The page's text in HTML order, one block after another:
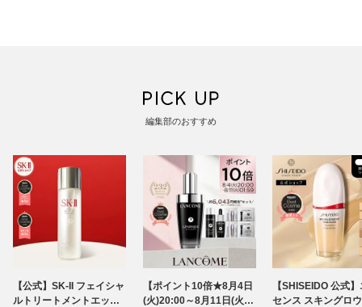
編集部のおすすめ
【公式】SK-II フェイシャ
ルトリートメントエッセ
【ポイント10倍★8月4日
(火)20:00～8月11日(火)0
【SHISEIDO 公式
センス スキングロ